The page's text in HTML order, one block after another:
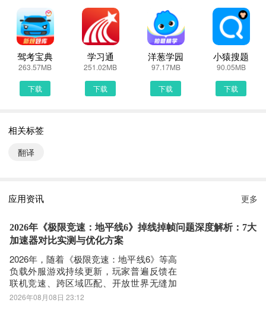
网页下载也是可以的，下面就为大家介绍下手机网页怎么下载最新泰
文翻译2.0.0
第一步：
首先，我们手机里要有一个浏览器，小编比较喜欢用UC浏览器，当
然可以用手机都是自带网页浏览器的，我这边使用的是华为手机下载
最新泰文翻译
翻译下载安装或者最新泰文翻译APP下载。然后点击搜索，我们可以
看到搜索结果罗列出来，里面都是有泰文翻译下载的相关信息下载网
第三步：
提供了泰文翻译的下载链接，有安全下载和普通下载，能选择安全的
最好还是选择安全下载
第四步：
接着网页提示有下载内容，这时我们不用更改文件名，至于文件保存
路径根据个人喜爱可改可不改，这边小编选择默认路径。单击确定，
可以看到文件就已经开始下载了，我们等待他下载安装完即可 第五
驾考宝典
263.57MB
下载
学习通
251.02MB
下载
洋葱学园
97.17MB
下载
小猿搜题
90.05MB
下载
相关标签
翻译
应用资讯 更多
2026年《极限竞速：地平线6》掉线掉帧问题深度解析：7大
加速器对比实测与优化方案
2026年，随着《极限竞速：地平线6》等高
负载外服游戏持续更新，玩家普遍反馈在
联机竞速、跨区域匹配、开放世界无缝加
载等场景中遭遇**跳延迟（瞬时延迟跃升＞
2026年08月08日 23:12